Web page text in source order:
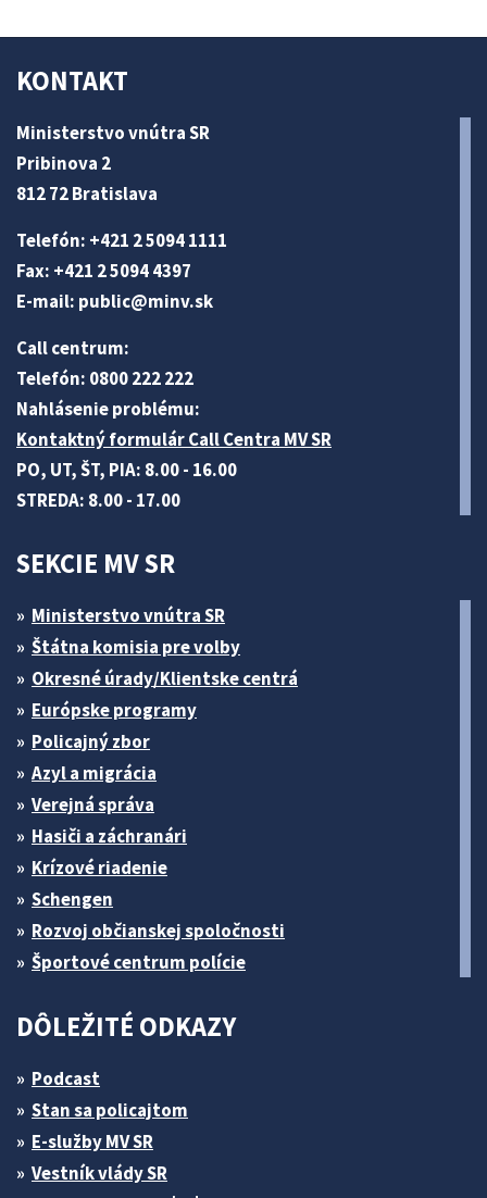
KONTAKT
Ministerstvo vnútra SR
Pribinova 2
812 72 Bratislava
Telefón: +421 2 5094 1111
Fax: +421 2 5094 4397
E-mail: public@minv.sk
Call centrum:
Telefón: 0800 222 222
Nahlásenie problému:
Kontaktný formulár Call Centra MV SR
PO, UT, ŠT, PIA: 8.00 - 16.00
STREDA: 8.00 - 17.00
SEKCIE MV SR
Ministerstvo vnútra SR
Štátna komisia pre volby
Okresné úrady/Klientske centrá
Európske programy
Policajný zbor
Azyl a migrácia
Verejná správa
Hasiči a záchranári
Krízové riadenie
Schengen
Rozvoj občianskej spoločnosti
Športové centrum polície
DÔLEŽITÉ ODKAZY
Podcast
Stan sa policajtom
E-služby MV SR
Vestník vlády SR